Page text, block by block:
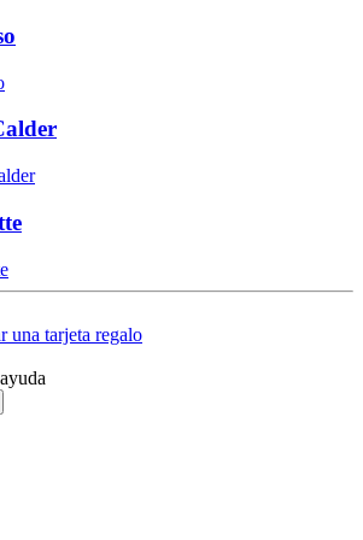
una tarjeta regalo